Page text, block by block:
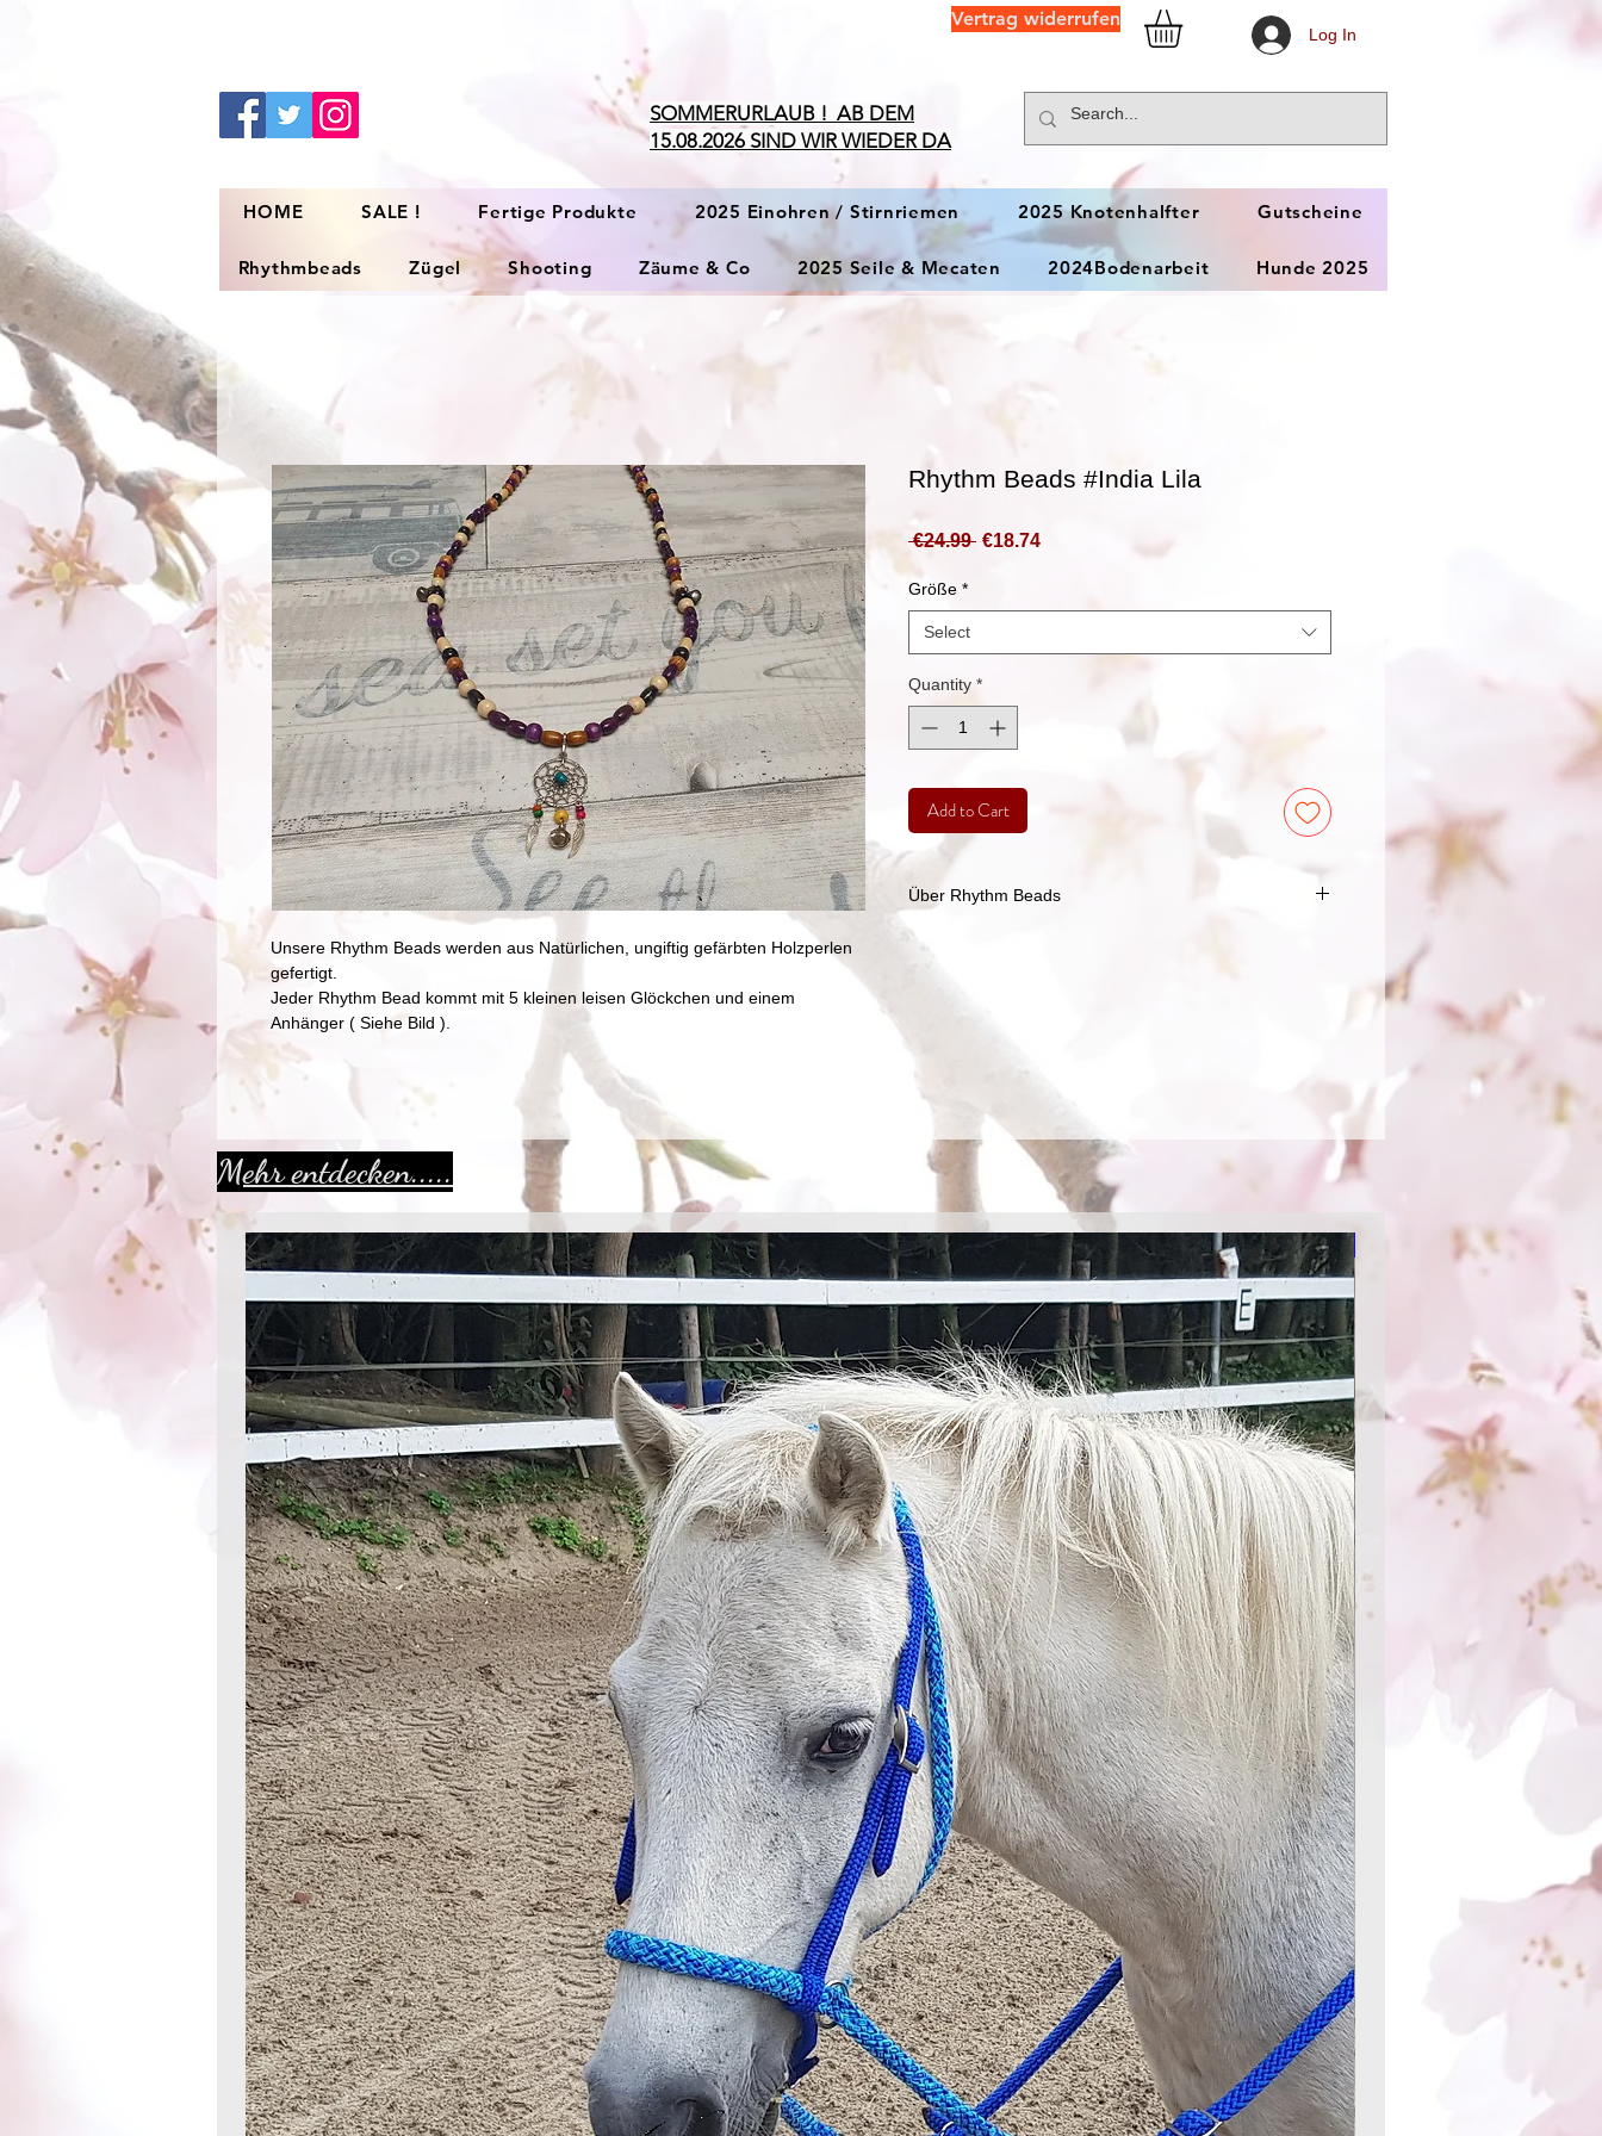
Vertrag widerrufen
Log In
​SOMMERURLAUB ! AB DEM
15.08.2026 SIND WIR WIEDER DA
HOME SALE ! Fertige Produkte 2025 Einohren / Stirnriemen 2025 Knotenhalfter Gutscheine
Rhythmbeads Zügel Shooting Zäume & Co 2025 Seile & Mecaten 2024Bodenarbeit Hunde 2025
Unsere Rhythm Beads werden aus Natürlichen, ungiftig gefärbten Holzperlen
gefertigt.
Jeder Rhythm Bead kommt mit 5 kleinen leisen Glöckchen und einem
Anhänger ( Siehe Bild ).
Rhythm Beads #India Lila
€24.99 Regular
€18.74Sale
Größe *
Select
Quantity *
Add to Cart
Über Rhythm Beads
und Reiter nachgesagt. Der weiche und rhythmische
Klang der Glocken hilft Ablenkungen zu eliminieren, die
das Pferd erschrecken könnten, während zur gleichen
Zeit der weiche Klang und Rhythmus helfen soll, dass
das Pferd sich in einem gleichmäßigen und konstanten
Takt während einer Gangart bewegt. Dieser Rhythmus
soll auch dem Reiter helfen, besser in die Bewegung
seines Pferdes hinein zu finden. Rhythm Beads sind ein
schönes und nützliches Zubehör für sämtliche Sparten
wie Wanderreitten, Zirzensik, Handpferdetraining,
Bodenarbeit, etc.
Mehr entdecken.....